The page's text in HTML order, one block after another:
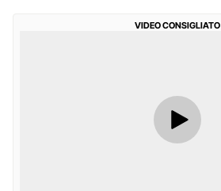
VIDEO CONSIGLIATO